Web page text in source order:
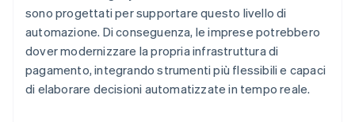
sono progettati per supportare questo livello di
automazione. Di conseguenza, le imprese potrebbero
dover modernizzare la propria infrastruttura di
pagamento, integrando strumenti più flessibili e capaci
di elaborare decisioni automatizzate in tempo reale.